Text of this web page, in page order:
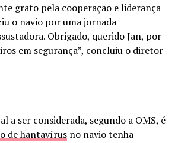
grato pela cooperação e liderança
o navio por uma jornada
Obrigado, querido Jan, por
em segurança”, concluiu o diretor-
a ser considerada, segundo a OMS, é
de hantavírus no navio tenha